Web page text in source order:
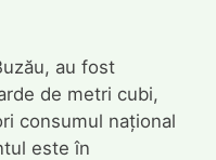
au fost
de metri cubi,
consumul național
este în